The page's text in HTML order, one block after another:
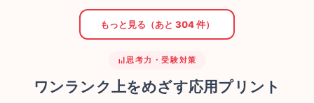
もっと見る（あと 304 件）
思考力・受験対策
ワンランク上をめざす応用プリント